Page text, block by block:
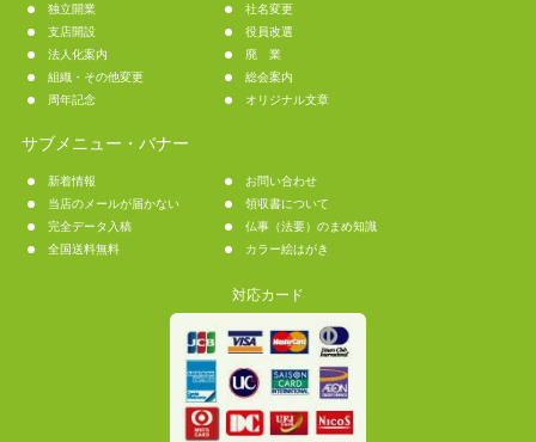
独立開業
社名変更
支店開設
役員改選
法人化案内
廃 業
組織・その他変更
総会案内
周年記念
オリジナル文章
サブメニュー・バナー
新着情報
お問い合わせ
当店のメールが届かない
領収書について
完全データ入稿
仏事（法要）のまめ知識
全国送料無料
カラー絵はがき
対応カード